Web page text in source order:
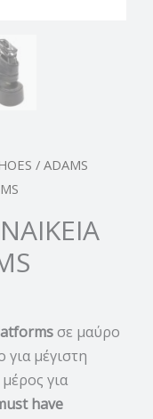
/ ADAMS
σε μαύρο
μέγιστη
για
have